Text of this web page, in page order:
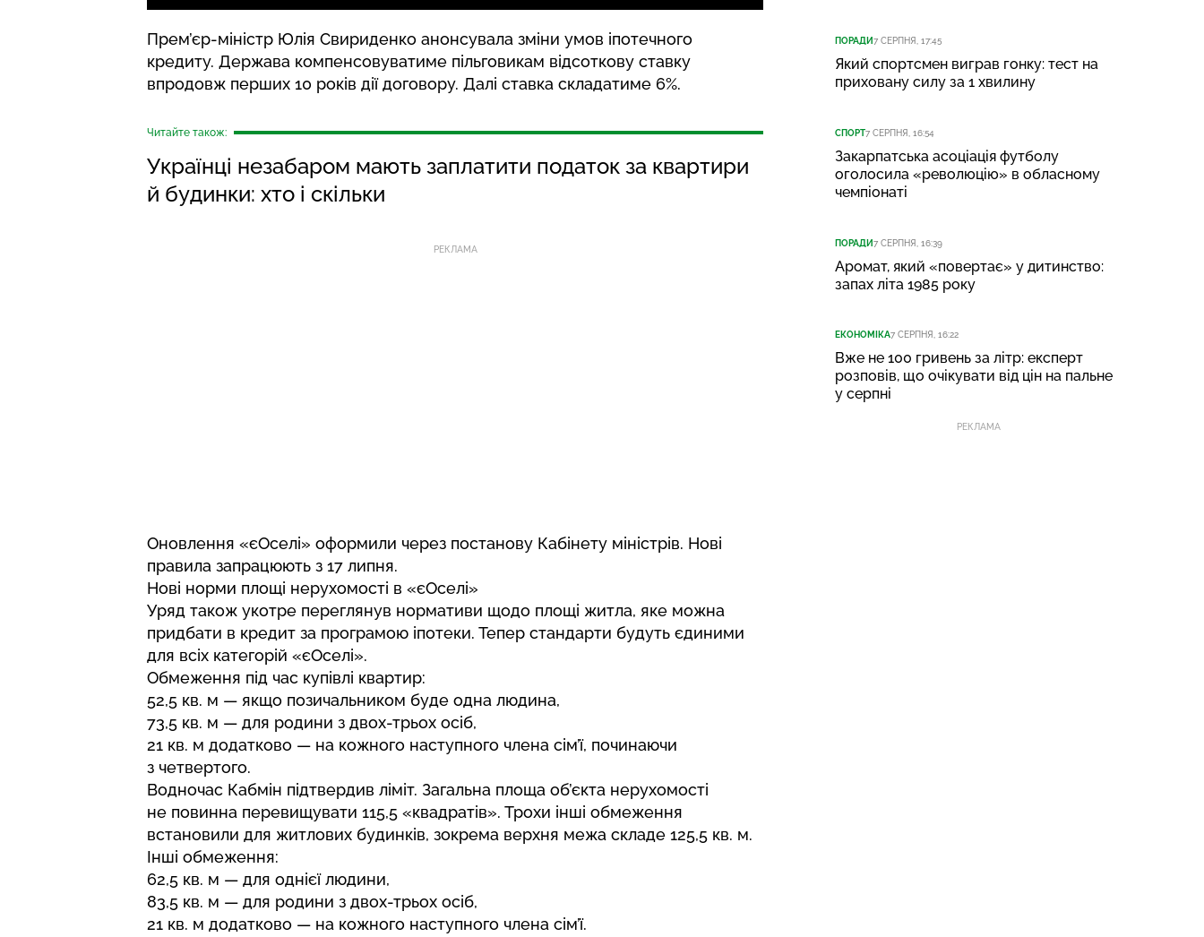
Прем’єр-міністр Юлія Свириденко анонсувала зміни умов іпотечного
кредиту. Держава компенсовуватиме пільговикам відсоткову ставку
впродовж перших 10 років дії договору. Далі ставка складатиме 6%.
Читайте також:
Українці незабаром мають заплатити податок за квартири
й будинки: хто і скільки
РЕКЛАМА
Оновлення «єОселі» оформили через постанову Кабінету міністрів. Нові
правила запрацюють з 17 липня.
Нові норми площі нерухомості в «єОселі»
Уряд також укотре переглянув нормативи щодо площі житла, яке можна
придбати в кредит за програмою іпотеки. Тепер стандарти будуть єдиними
для всіх категорій «єОселі».
Обмеження під час купівлі квартир:
52,5 кв. м — якщо позичальником буде одна людина,
73,5 кв. м — для родини з двох-трьох осіб,
21 кв. м додатково — на кожного наступного члена сім’ї, починаючи
з четвертого.
Водночас Кабмін підтвердив ліміт. Загальна площа об’єкта нерухомості
не повинна перевищувати 115,5 «квадратів». Трохи інші обмеження
встановили для житлових будинків, зокрема верхня межа складе 125,5 кв. м.
Інші обмеження:
62,5 кв. м — для однієї людини,
83,5 кв. м — для родини з двох-трьох осіб,
21 кв. м додатково — на кожного наступного члена сім’ї.
ПОРАДИ7 СЕРПНЯ, 17:45
Який спортсмен виграв гонку: тест на
приховану силу за 1 хвилину
СПОРТ7 СЕРПНЯ, 16:54
Закарпатська асоціація футболу
оголосила «революцію» в обласному
чемпіонаті
ПОРАДИ7 СЕРПНЯ, 16:39
Аромат, який «повертає» у дитинство:
запах літа 1985 року
ЕКОНОМІКА7 СЕРПНЯ, 16:22
Вже не 100 гривень за літр: експерт
розповів, що очікувати від цін на пальне
у серпні
РЕКЛАМА